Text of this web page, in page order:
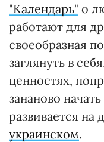
"Календарь" о
работают для
своеобразная
заглянуть в
ценностях,
зананово
развивается на
украинском.